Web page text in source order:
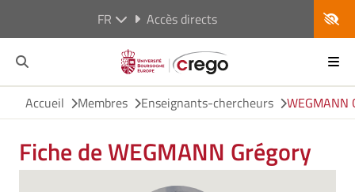
FR Accès directs
Accueil Membres Enseignants-chercheurs WEGMANN
Fiche de WEGMANN Grégory